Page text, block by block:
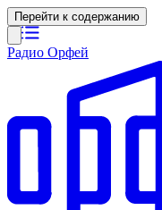
Перейти к содержанию
Радио Орфей